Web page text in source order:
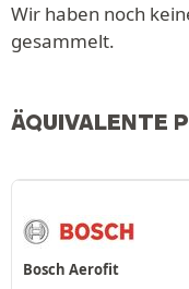
Wir haben noch
gesammelt.
ÄQUIVALENTE
Bosch Aerofit